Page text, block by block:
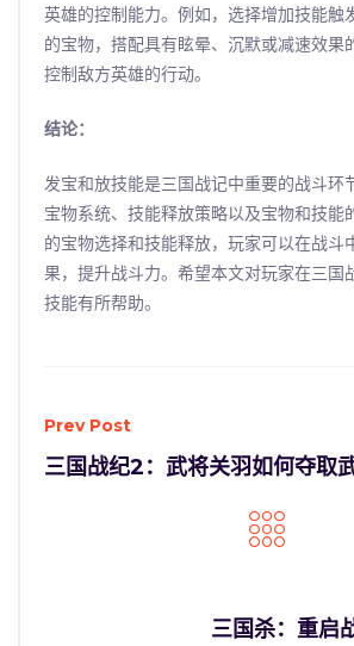
英雄的控制能力。例如，选择增加技能触
的宝物，搭配具有眩晕、沉默或减速效果
控制敌方英雄的行动。
结论：
发宝和放技能是三国战记中重要的战斗环
宝物系统、技能释放策略以及宝物和技能
的宝物选择和技能释放，玩家可以在战斗
果，提升战斗力。希望本文对玩家在三国
技能有所帮助。
Prev Post
三国战纪2：武将关羽如何夺取
三国杀：重启